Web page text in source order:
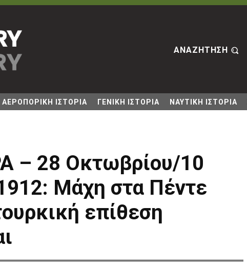
ΑΝΑΖΗΤΗΣΗ
ΑΕΡΟΠΟΡΙΚΗ ΙΣΤΟΡΙΑ ΓΕΝΙΚΗ ΙΣΤΟΡΙΑ ΝΑΥΤΙΚΗ ΙΣΤΟΡΙΑ
– 28 Οκτωβρίου/10
Μάχη στα Πέντε
επίθεση